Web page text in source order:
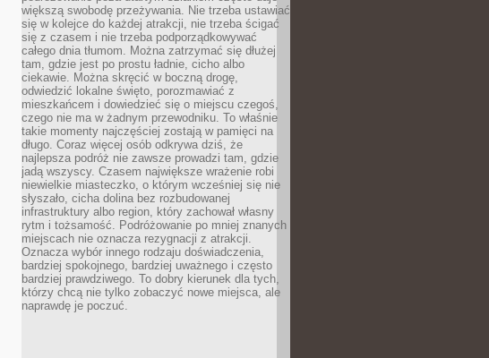
większą swobodę przeżywania. Nie trzeba ustawiać
się w kolejce do każdej atrakcji, nie trzeba ścigać
się z czasem i nie trzeba podporządkowywać
całego dnia tłumom. Można zatrzymać się dłużej
tam, gdzie jest po prostu ładnie, cicho albo
ciekawie. Można skręcić w boczną drogę,
odwiedzić lokalne święto, porozmawiać z
mieszkańcem i dowiedzieć się o miejscu czegoś,
czego nie ma w żadnym przewodniku. To właśnie
takie momenty najczęściej zostają w pamięci na
długo. Coraz więcej osób odkrywa dziś, że
najlepsza podróż nie zawsze prowadzi tam, gdzie
jadą wszyscy. Czasem największe wrażenie robi
niewielkie miasteczko, o którym wcześniej się nie
słyszało, cicha dolina bez rozbudowanej
infrastruktury albo region, który zachował własny
rytm i tożsamość. Podróżowanie po mniej znanych
miejscach nie oznacza rezygnacji z atrakcji.
Oznacza wybór innego rodzaju doświadczenia,
bardziej spokojnego, bardziej uważnego i często
bardziej prawdziwego. To dobry kierunek dla tych,
którzy chcą nie tylko zobaczyć nowe miejsca, ale
naprawdę je poczuć.